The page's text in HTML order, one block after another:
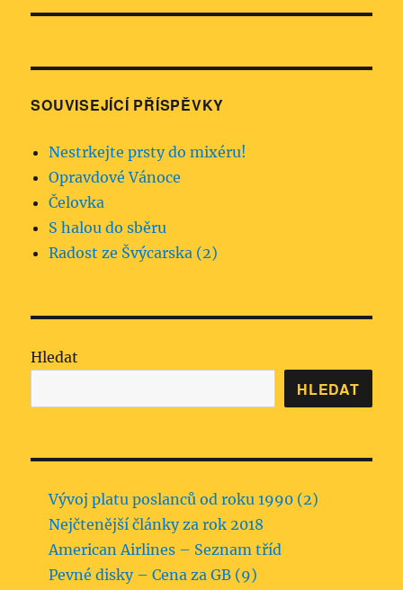
SOUVISEJÍCÍ PŘÍSPĚVKY
Nestrkejte prsty do mixéru!
Opravdové Vánoce
Čelovka
S halou do sběru
Radost ze Švýcarska (2)
Hledat
HLEDAT
Vývoj platu poslanců od roku 1990 (2)
Nejčtenější články za rok 2018
American Airlines – Seznam tříd
Pevné disky – Cena za GB (9)